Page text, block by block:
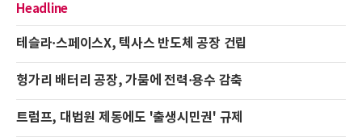
Headline
테슬라·스페이스X, 텍사스 반도체 공장 건립
헝가리 배터리 공장, 가뭄에 전력·용수 감축
트럼프, 대법원 제동에도 '출생시민권' 규제